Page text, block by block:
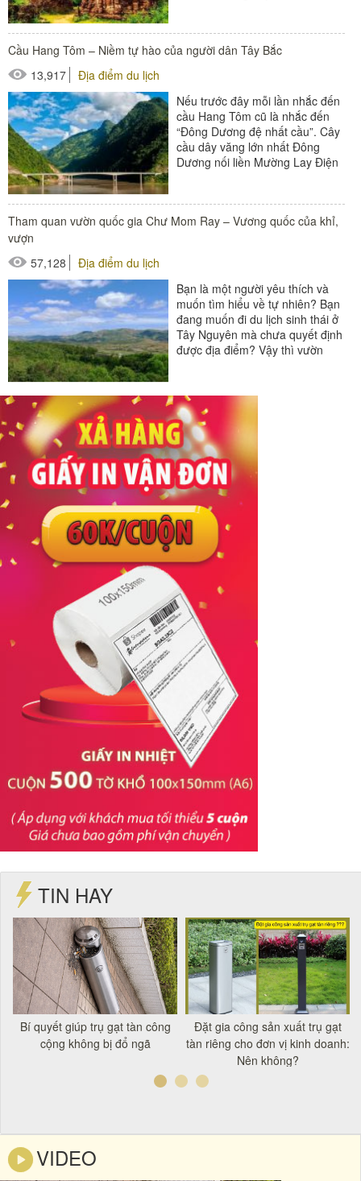
Cầu Hang Tôm – Niềm tự hào của người dân Tây Bắc
13,917
Địa điểm du lịch
Nếu trước đây mỗi lần nhắc đến
cầu Hang Tôm cũ là nhắc đến
“Đông Dương đệ nhất cầu”. Cây
cầu dây văng lớn nhất Đông
Dương nối liền Mường Lay Điện
Tham quan vườn quốc gia Chư Mom Ray – Vương quốc của khỉ,
vượn
57,128
Địa điểm du lịch
Bạn là một người yêu thích và
muốn tìm hiểu về tự nhiên? Bạn
đang muốn đi du lịch sinh thái ở
Tây Nguyên mà chưa quyết định
được địa điểm? Vậy thì vườn
TIN HAY
Bí quyết giúp trụ gạt tàn công
cộng không bị đổ ngã
Đặt gia công sản xuất trụ gạt
tàn riêng cho đơn vị kinh doanh:
Nên không?
VIDEO